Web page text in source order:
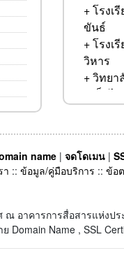
ขันธ์
+ โรงเ
วิหาร
+ วิทยา
+ เว็บไ
+ บริษั
+ บริษัท
+ บริษั
+ บริษั
+ บริษัท
+ เว็บไ
name | จดโดเมน |
า :: ข้อมูล/คู่มือบริการ :: ข้อ
อาคารการสื่อสารแห่งป
Name , SSL